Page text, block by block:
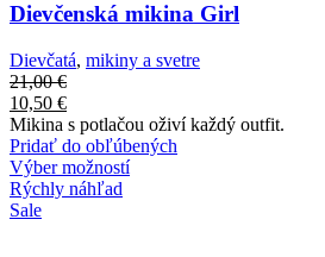
Dievčenská mikina Girl
Dievčatá, mikiny a svetre
21,00€
10,50 €
Mikina s potlačou oživí každý outfit.
Pridať do obľúbených
Výber možností
Rýchly náhľad
Sale